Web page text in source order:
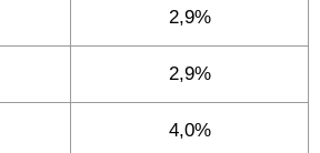
2,9%
2,9%
4,0%